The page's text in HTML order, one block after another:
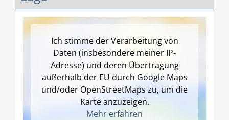
Ich stimme der Verarbeitung von
Daten (insbesondere meiner IP-
Adresse) und deren Übertragung
außerhalb der EU durch Google Maps
und/oder OpenStreetMaps zu, um die
Karte anzuzeigen.
Mehr erfahren